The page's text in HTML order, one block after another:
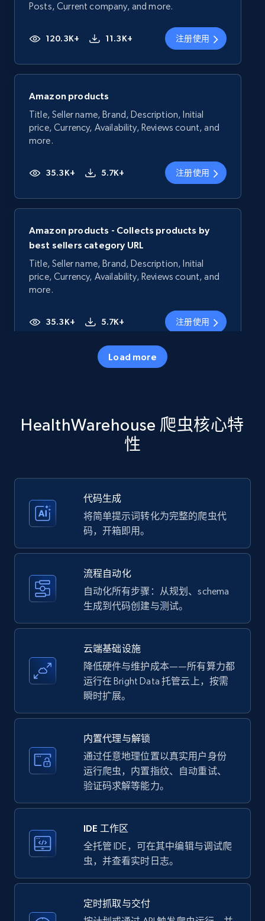
Posts, Current company, and more.
120.3K+ 11.3K+ 注册使用
Amazon products
Title, Seller name, Brand, Description, Initial
price, Currency, Availability, Reviews count, and
more.
35.3K+ 5.7K+ 注册使用
Amazon products - Collects products by
best sellers category URL
Title, Seller name, Brand, Description, Initial
price, Currency, Availability, Reviews count, and
more.
35.3K+ 5.7K+ 注册使用
price, Currency, Availability, Reviews count, and
Amazon products - Collects products by
price, Currency, Availability, Reviews count, and
more.
Amazon products - find products by using
upc numbers
Title, Seller name, Brand, Description, Initial
35.3K+ 5.7K+ 注册使用
LinkedIn company information
ID, Name, Country code, Locations, Followers,
Employees in linkedin, About, Specialties, and
3.5K+
Load more
HealthWarehouse 爬虫核心特
性
代码生成
将简单提示词转化为完整的爬虫代
码，开箱即用。
流程自动化
自动化所有步骤：从规划、schema
生成到代码创建与测试。
云端基础设施
降低硬件与维护成本——所有算力都
运行在 Bright Data 托管云上，按需
瞬时扩展。
内置代理与解锁
通过任意地理位置以真实用户身份
运行爬虫，内置指纹、自动重试、
验证码求解等能力。
IDE 工作区
全托管 IDE，可在其中编辑与调试爬
虫，并查看实时日志。
定时抓取与交付